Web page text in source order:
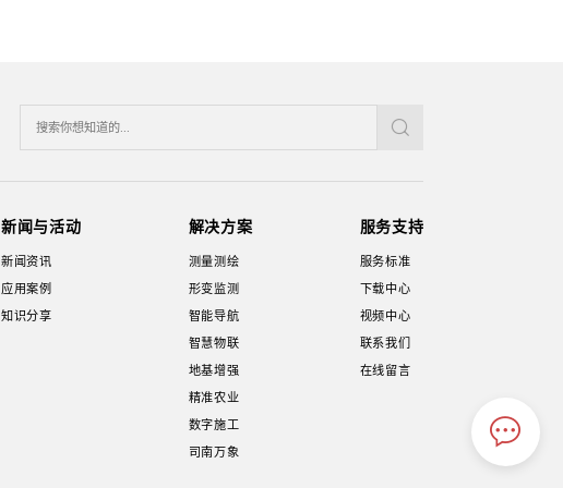
新闻与活动
新闻资讯
应用案例
知识分享
解决方案
测量测绘
形变监测
智能导航
智慧物联
地基增强
精准农业
数字施工
司南万象
服务支持
服务标准
下载中心
视频中心
联系我们
在线留言